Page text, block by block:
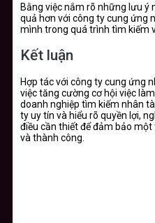
Bằng việc nắm rõ những lưu ý
quả hơn với công ty cung ứng
mình trong quá trình tìm kiếm
Kết luận
Hợp tác với công ty cung ứng
việc tăng cường cơ hội việc
doanh nghiệp tìm kiếm nhân
ty uy tín và hiểu rõ quyền lợi,
điều cần thiết để đảm bảo
và thành công.